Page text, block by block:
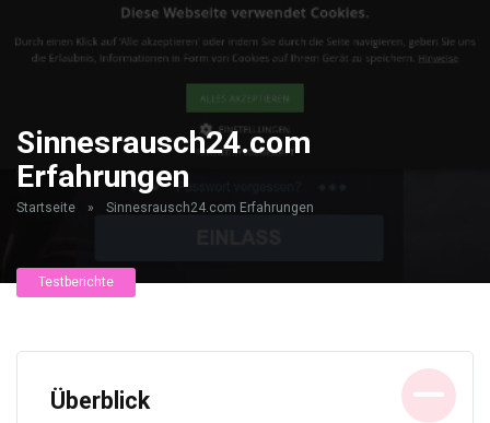
Sinnesrausch24.com
Erfahrungen
Startseite » Sinnesrausch24.com Erfahrungen
Testberichte
Überblick